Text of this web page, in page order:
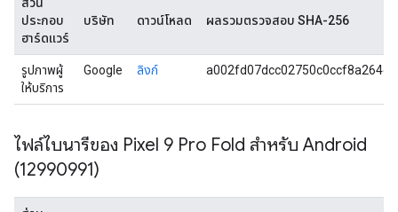
ประกอบ
ฮาร์ดแวร์
บริษัท ดาวน์โหลด ผลรวมตรวจสอบ SHA-256
รูปภาพผู้
ให้บริการ
Google ลิงก์
ไฟล์ไบนารีของ Pixel 9 Pro Fold สำหรับ Android
(12990991)